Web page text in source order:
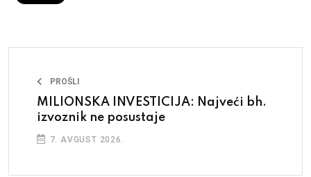
PROŠLI
MILIONSKA INVESTICIJA: Najveći bh.
izvoznik ne posustaje
7. AVGUST 2026.